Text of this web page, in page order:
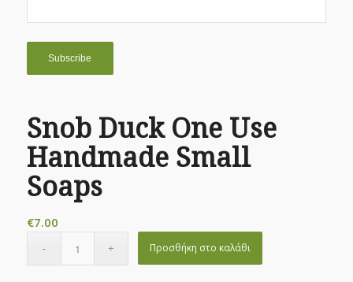
Snob Duck One Use
Handmade Small
Soaps
€7.00
Προσθήκη στο καλάθι